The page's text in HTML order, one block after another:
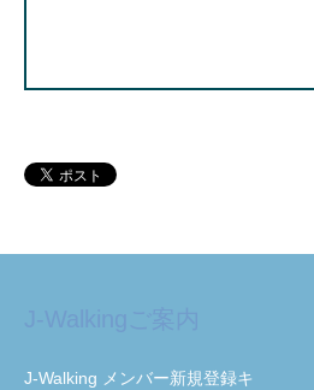
J-Walking メンバー新規登録キ